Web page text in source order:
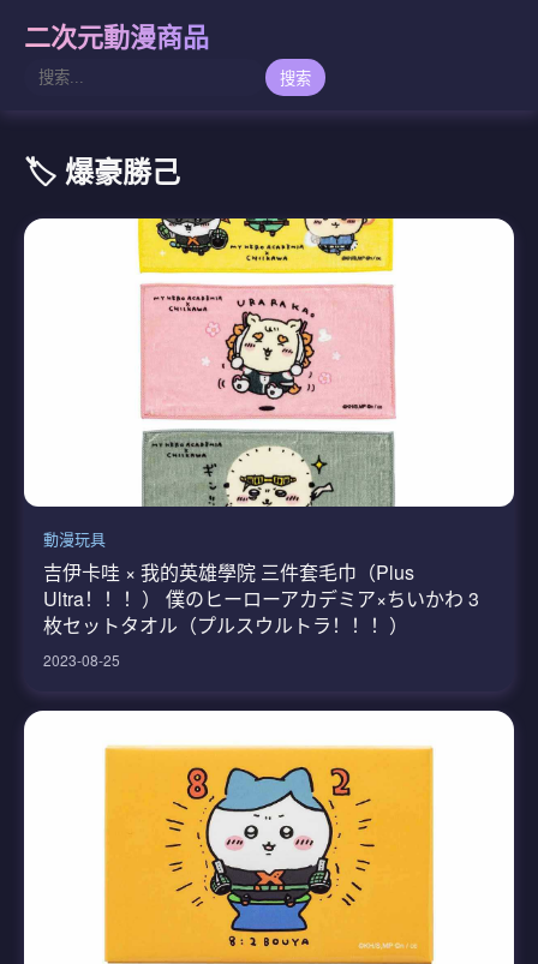
二次元動漫商品
搜索
🏷️ 爆豪勝己
動漫玩具
吉伊卡哇 × 我的英雄學院 三件套毛巾（Plus
Ultra！！！） 僕のヒーローアカデミア×ちいかわ 3
枚セットタオル（プルスウルトラ！！！）
2023-08-25